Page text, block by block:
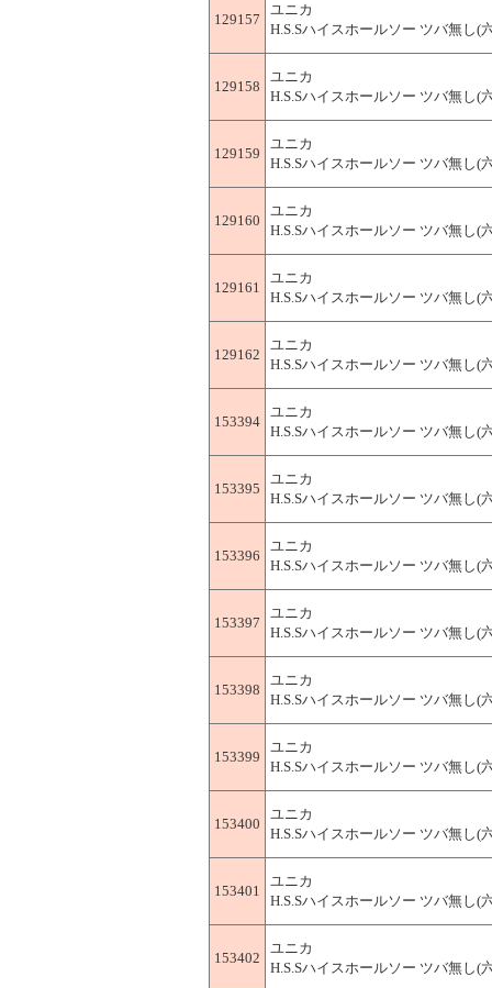
129157
ユニカ
H.S.Sハイスホールソー ツバ無し(
129158
ユニカ
H.S.Sハイスホールソー ツバ無し(
129159
ユニカ
H.S.Sハイスホールソー ツバ無し(
129160
ユニカ
H.S.Sハイスホールソー ツバ無し(
129161
ユニカ
H.S.Sハイスホールソー ツバ無し(
129162
ユニカ
H.S.Sハイスホールソー ツバ無し(
153394
ユニカ
H.S.Sハイスホールソー ツバ無し(
153395
ユニカ
H.S.Sハイスホールソー ツバ無し(
153396
ユニカ
H.S.Sハイスホールソー ツバ無し(
153397
ユニカ
H.S.Sハイスホールソー ツバ無し(
153398
ユニカ
H.S.Sハイスホールソー ツバ無し(
153399
ユニカ
H.S.Sハイスホールソー ツバ無し(
153400
ユニカ
H.S.Sハイスホールソー ツバ無し(
153401
ユニカ
H.S.Sハイスホールソー ツバ無し(
153402
ユニカ
H.S.Sハイスホールソー ツバ無し(